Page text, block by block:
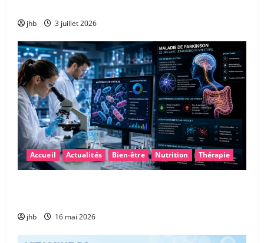
jhb 3 juillet 2026
Accueil Actualités Bien-être Nutrition Thérapie
jhb 16 mai 2026